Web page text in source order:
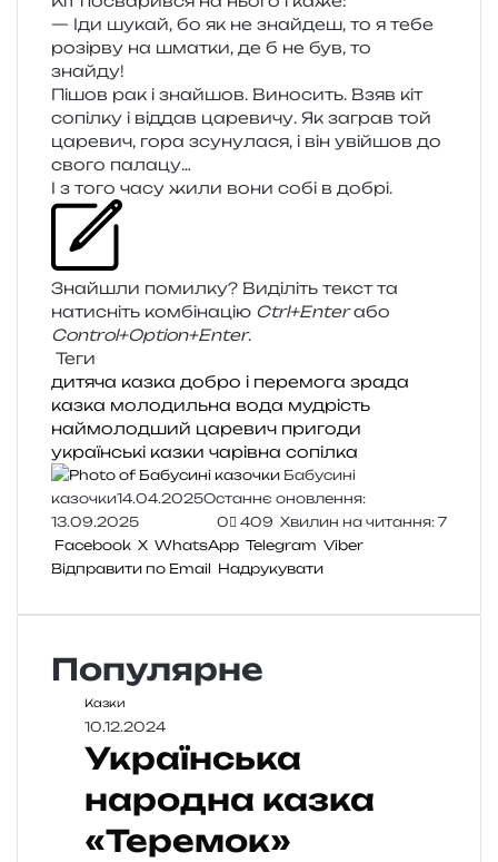
— Іди шукай, бо як не зна­йдеш, то я тебе
розір­ву на шма­тки, де б не був, то
знайду!
Пішов рак і зна­йшов. Виносить. Взяв кіт
сопіл­ку і від­дав царе­ви­чу. Як заграв той
царе­вич, гора зсу­ну­ла­ся, і він уві­йшов до
свого палацу…
І з того часу жили вони собі в добрі.
Знайшли помил­ку? Виділіть текст та
нати­сніть ком­бі­на­цію Ctrl+Enterабо
Control+Option+Enter.
Теги
дитяча казка добро і перемога зрада
казка молодильна вода мудрість
наймолодший царевич пригоди
українські казки чарівна сопілка
Бабусині
казочки14.04.2025Останнє оновлення:
13.09.2025
0 409 Хвилин на читання: 7
Facebook X WhatsApp Telegram Viber
Відправити по Email Надрукувати
Популярне
Казки
10.12.2024
Українська
народна казка
«Теремок»